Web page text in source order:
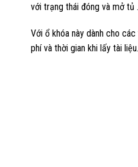
với trạng thái đóng và mở tủ .
Với ổ khóa này dành cho
phí và thời gian khi lấy tài liệu.